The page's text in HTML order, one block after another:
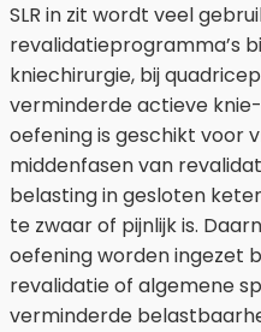
SLR in zit wordt veel
revalidatieprogramma’s
kniechirurgie, bij
verminderde actieve
oefening is geschikt voor
middenfasen van
belasting in gesloten
te zwaar of pijnlijk is.
oefening worden ingezet
revalidatie of algemene
verminderde